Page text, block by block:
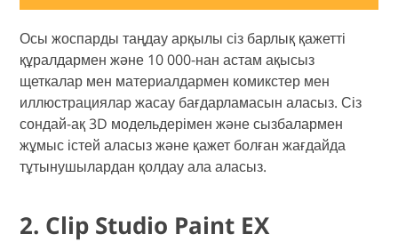
Осы жоспарды таңдау арқылы сіз барлық қажетті
құралдармен және 10 000-нан астам ақысыз
щеткалар мен материалдармен комикстер мен
иллюстрациялар жасау бағдарламасын аласыз. Сіз
сондай-ақ 3D модельдерімен және сызбалармен
жұмыс істей аласыз және қажет болған жағдайда
тұтынушылардан қолдау ала аласыз.
2. Clip Studio Paint EX